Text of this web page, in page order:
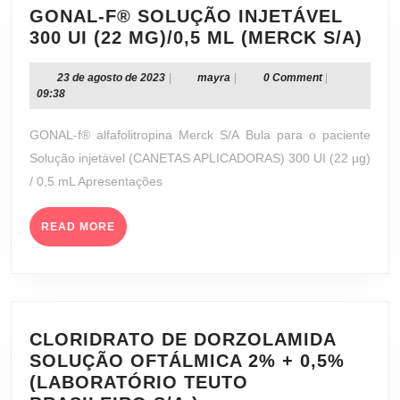
GONAL-F® SOLUÇÃO INJETÁVEL
300 UI (22 ΜG)/0,5 ML (MERCK S/A)
F®
UI
(22
23 de agosto de 202323
agosto
2023
mayra mayra 0 Comment
09:38
GONAL-f® alfafolitropina Merck S/A Bula para o paciente
Solução injetável (CANETAS APLICADORAS) 300 UI (22 µg)
/ 0,5 mL Apresentações
READ MORE READ
MORE
CLORIDRATO DE DORZOLAMIDA
SOLUÇÃO OFTÁLMICA 2% + 0,5%
(LABORATÓRIO TEUTO